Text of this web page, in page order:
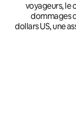
voyageurs, le
dommages
dollars US, une